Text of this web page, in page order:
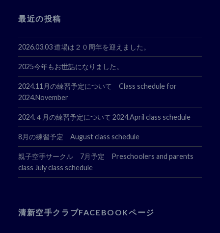
最近の投稿
2026.03.03 道場は２０周年を迎えました。
2025今年もお世話になりました。
2024.11月の練習予定について Class schedule for
2024.November
2024.４月の練習予定について 2024.April class schedule
8月の練習予定 August class schedule
親子空手サークル 7月予定 Preschoolers and parents
class July class schedule
清新空手クラブFACEBOOKページ